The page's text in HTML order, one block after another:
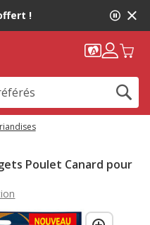
!
Poulet Canard pour